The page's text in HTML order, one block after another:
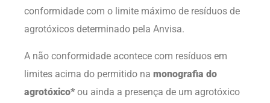
conformidade com o limite máximo de resíduos de
agrotóxicos determinado pela Anvisa.
A não conformidade acontece com resíduos em
limites acima do permitido na monografia do
agrotóxico* ou ainda a presença de um agrotóxico